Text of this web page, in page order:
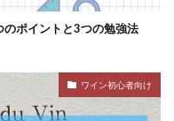
のポイントと3つの勉強法
ワイン初心者向け